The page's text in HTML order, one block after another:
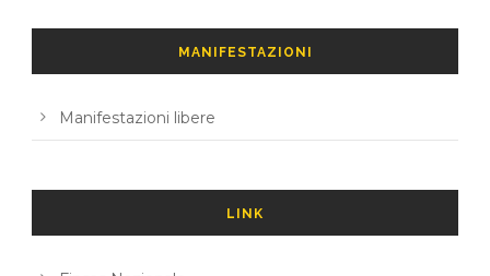
MANIFESTAZIONI
Manifestazioni libere
LINK